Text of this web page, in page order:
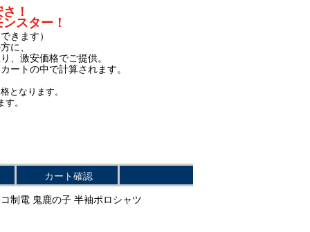
！
スター！
きます）
に、
、激安価格でご提供。
ートの中で計算されます。
となります。
。
カート確認
制電 鬼鹿の子 半袖ポロシャツ